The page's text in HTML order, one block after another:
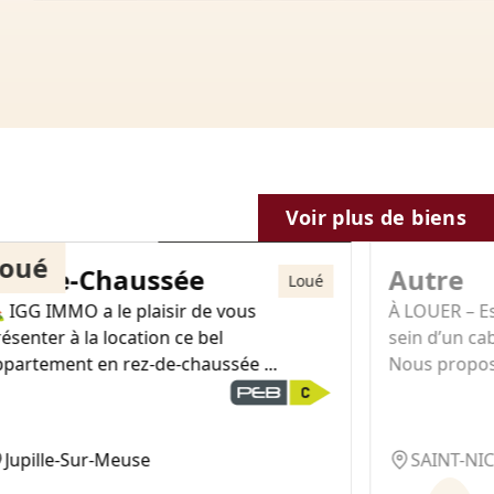
Voir plus de biens
de-Chaussée
Loué
IGG IMMO a le plaisir de vous
à la location ce bel
en rez-de-chaussée ...
Jupille-Sur-Meuse
Autre
À LOUER –
sein d’un
Nous
SAINT-